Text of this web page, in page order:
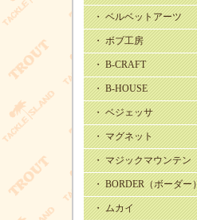
・ ベルベットアーツ
・ ボブ工房
・ B-CRAFT
・ B-HOUSE
・ ベジェッサ
・ マグネット
・ マジックマウンテン
・ BORDER（ボーダー）
・ ムカイ